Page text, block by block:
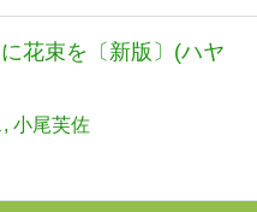
花束を〔新版〕(ハヤ
小尾芙佐